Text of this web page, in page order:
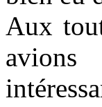
Aux
avions